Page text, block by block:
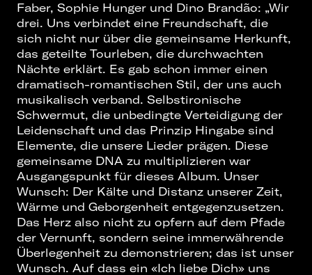
Faber, Sophie Hunger und Dino Brandão: „Wir
drei. Uns verbindet eine Freundschaft, die
sich nicht nur über die gemeinsame Herkunft,
das geteilte Tourleben, die durchwachten
Nächte erklärt. Es gab schon immer einen
dramatisch-romantischen Stil, der uns auch
musikalisch verband. Selbstironische
Schwermut, die unbedingte Verteidigung der
Leidenschaft und das Prinzip Hingabe sind
Elemente, die unsere Lieder prägen. Diese
gemeinsame DNA zu multiplizieren war
Ausgangspunkt für dieses Album. Unser
Wunsch: Der Kälte und Distanz unserer Zeit,
Wärme und Geborgenheit entgegenzusetzen.
Das Herz also nicht zu opfern auf dem Pfade
der Vernunft, sondern seine immerwährende
Überlegenheit zu demonstrieren; das ist unser
Wunsch. Auf dass ein «Ich liebe Dich» uns